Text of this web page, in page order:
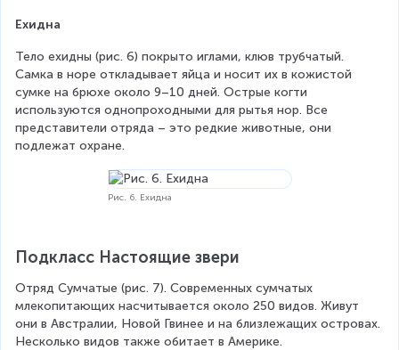
Ехидна
Тело ехидны (рис. 6) покрыто иглами, клюв трубчатый.
Самка в норе откладывает яйца и носит их в кожистой
сумке на брюхе около 9–10 дней. Острые когти
используются однопроходными для рытья нор. Все
представители отряда – это редкие животные, они
подлежат охране.
Рис. 6. Ехидна
Подкласс Настоящие звери
Отряд Сумчатые (рис. 7). Современных сумчатых
млекопитающих насчитывается около 250 видов. Живут
они в Австралии, Новой Гвинее и на близлежащих островах.
Несколько видов также обитает в Америке.